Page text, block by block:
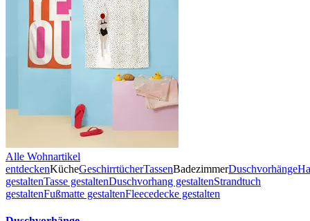
Alle Wohnartikel
entdeckenKücheGeschirrtücherTassenBadezimmerDuschvorhänge
gestaltenTasse gestaltenDuschvorhang gestaltenStrandtuch
gestaltenFußmatte gestaltenFleecedecke gestalten